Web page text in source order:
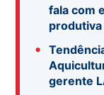
fala com
•
gerente